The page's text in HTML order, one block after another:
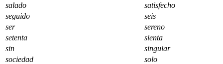
salado
satisfecho
seguido
seis
ser
sereno
setenta
sienta
sin
singular
sociedad
solo